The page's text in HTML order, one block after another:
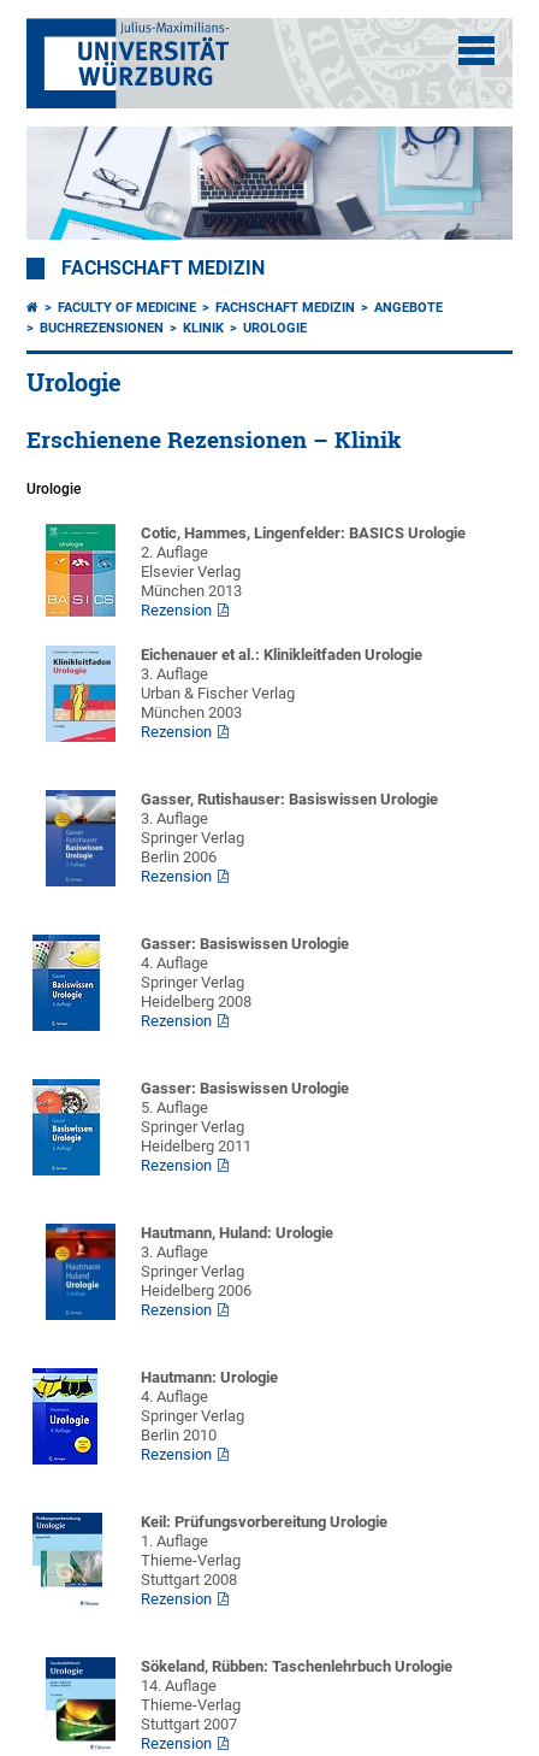
FACHSCHAFT MEDIZIN
FACULTY OF MEDICINE FACHSCHAFT MEDIZIN
ANGEBOTE
BUCHREZENSIONEN
KLINIK UROLOGIE
Urologie
Erschienene Rezensionen – Klinik
Urologie
Cotic, Hammes, Lingenfelder: BASICS Urologie
2. Auflage
Elsevier Verlag
München 2013
Rezension
Eichenauer et al.: Klinikleitfaden Urologie
3. Auflage
Urban & Fischer Verlag
München 2003
Rezension
Gasser, Rutishauser: Basiswissen Urologie
3. Auflage
Springer Verlag
Berlin 2006
Rezension
Gasser: Basiswissen Urologie
4. Auflage
Springer Verlag
Heidelberg 2008
Rezension
Gasser: Basiswissen Urologie
5. Auflage
Springer Verlag
Heidelberg 2011
Rezension
Hautmann, Huland: Urologie
3. Auflage
Springer Verlag
Heidelberg 2006
Rezension
Hautmann: Urologie
4. Auflage
Springer Verlag
Berlin 2010
Rezension
Keil: Prüfungsvorbereitung Urologie
1. Auflage
Thieme-Verlag
Stuttgart 2008
Rezension
Sökeland, Rübben: Taschenlehrbuch Urologie
14. Auflage
Thieme-Verlag
Stuttgart 2007
Rezension